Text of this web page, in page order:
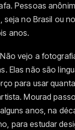
Pessoas
seja no Brasil ou
anos.
vejo a
Elas não são
para usar
Mourad
anos, na
para estudar